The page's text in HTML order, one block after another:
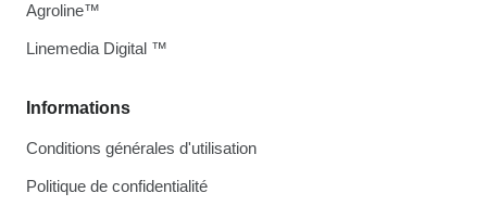
Informations
Conditions générales d'utilisation
Politique de confidentialité
Agroline™
Linemedia Digital ™